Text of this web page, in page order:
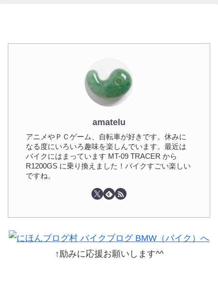
amatelu
アニメやＰＣゲーム、自転車が好きです。休みに
なる度にいろいろ趣味を楽しんでいます。最近は
バイクにはまっています MT-09 TRACER から
R1200GS に乗り換えました！バイクすごい楽しい
ですね。
↑励みに応援お願いします^^